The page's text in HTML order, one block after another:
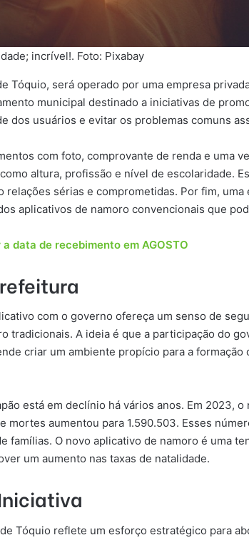
incrível!. Foto: Pixabay
Tóquio, será operado por uma empresa
municipal destinado a iniciativas de
dos usuários e evitar os problemas comuns
com foto, comprovante de renda e uma
altura, profissão e nível de escolaridade.
sérias e comprometidas. Por fim,
aplicativos de namoro convencionais que
data de recebimento em AGOSTO
com o governo ofereça um senso de
tradicionais. A ideia é que a participação do
criar um ambiente propício para a
está em declínio há vários anos. Em 2023,
mortes aumentou para 1.590.503. Esses
famílias. O novo aplicativo de namoro é uma
um aumento nas taxas de natalidade.
Tóquio reflete um esforço estratégico para